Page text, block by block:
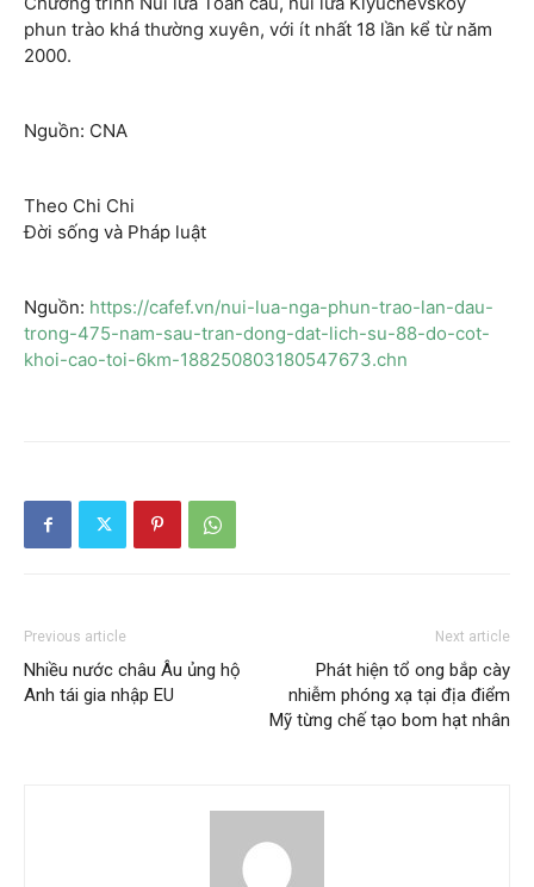
phun trào khá thường xuyên, với ít nhất 18 lần kể từ năm
2000.
Nguồn: CNA
Theo Chi Chi
Đời sống và Pháp luật
Nguồn: https://cafef.vn/nui-lua-nga-phun-trao-lan-dau-
trong-475-nam-sau-tran-dong-dat-lich-su-88-do-cot-
khoi-cao-toi-6km-188250803180547673.chn
Previous article
Nhiều nước châu Âu ủng hộ
Anh tái gia nhập EU
Next article
Phát hiện tổ ong bắp cày
nhiễm phóng xạ tại địa điểm
Mỹ từng chế tạo bom hạt nhân